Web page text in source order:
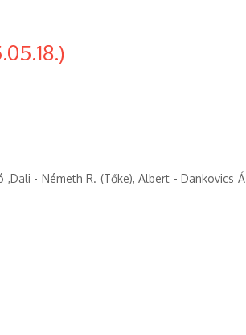
,Dali - Németh R. (Tőke), Albert - Dankovics